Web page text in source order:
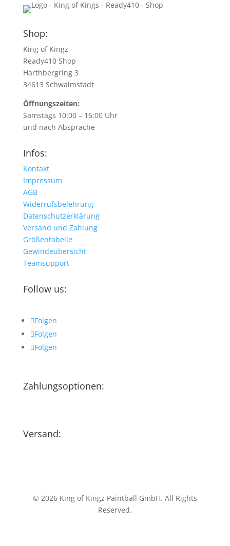
Shop:
King of Kingz
Ready410 Shop
Harthbergring 3
34613 Schwalmstadt
Öffnungszeiten:
Samstags 10:00 – 16:00 Uhr
und nach Absprache
Infos:
Kontakt
Impressum
AGB
Widerrufsbelehrung
Datenschutzerklärung
Versand und Zahlung
Größentabelle
Gewindeübersicht
Teamsupport
Follow us:
Folgen
Folgen
Folgen
Zahlungsoptionen:
Versand:
© 2026 King of Kingz Paintball GmbH. All Rights
Reserved.